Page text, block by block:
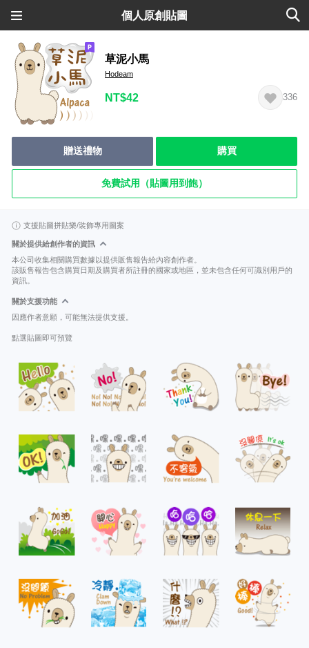
個人原創貼圖
草泥小馬
Hodeam
NT$42 336
贈送禮物 購買
免費試用（貼圖用到飽）
支援貼圖拼貼樂/裝飾專用圖案
關於提供給創作者的資訊
本公司收集相關購買數據以提供販售報告給內容創作者。
該販售報告包含購買日期及購買者所註冊的國家或地區，並未包含任何可識別用戶的
資訊。
關於支援功能
因應作者意願，可能無法提供支援。
點選貼圖即可預覽